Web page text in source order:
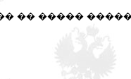
�� �����